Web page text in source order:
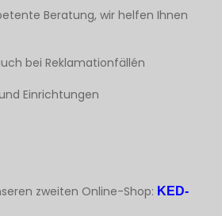
Beratung, wir helfen Ihnen
bei Reklamationfällén
Einrichtungen
zweiten Online-Shop: KED-